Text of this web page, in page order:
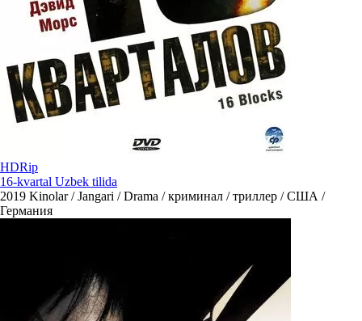
HDRip
16-kvartal Uzbek tilida
2019 Kinolar / Jangari / Drama / криминал / триллер / США /
Германия